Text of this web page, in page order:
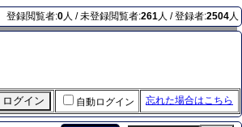
登録閲覧者:0人 / 未登録閲覧者:261人 / 登録者:2504人
自動ログイン 忘れた場合はこちら